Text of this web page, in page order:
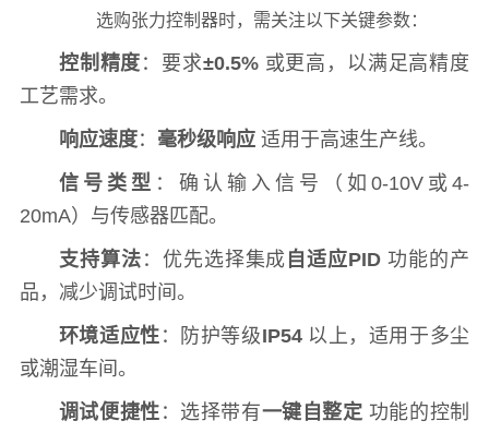
选购张力控制器时，需关注以下关键参数：
控制精度 ：要求±0.5%或更高，以满足高精度
工艺需求。
响应速度： 毫秒级响应适用于高速生产线。
信号类型 ：确认输入信号（如0-10V或4-
20mA）与传感器匹配。
支持算法 ：优先选择集成 自适应PID 功能的产
品，减少调试时间。
环境适应性 ：防护等级IP54以上，适用于多尘
或潮湿车间。
调试便捷性 ：选择带有一键自整定 功能的控制